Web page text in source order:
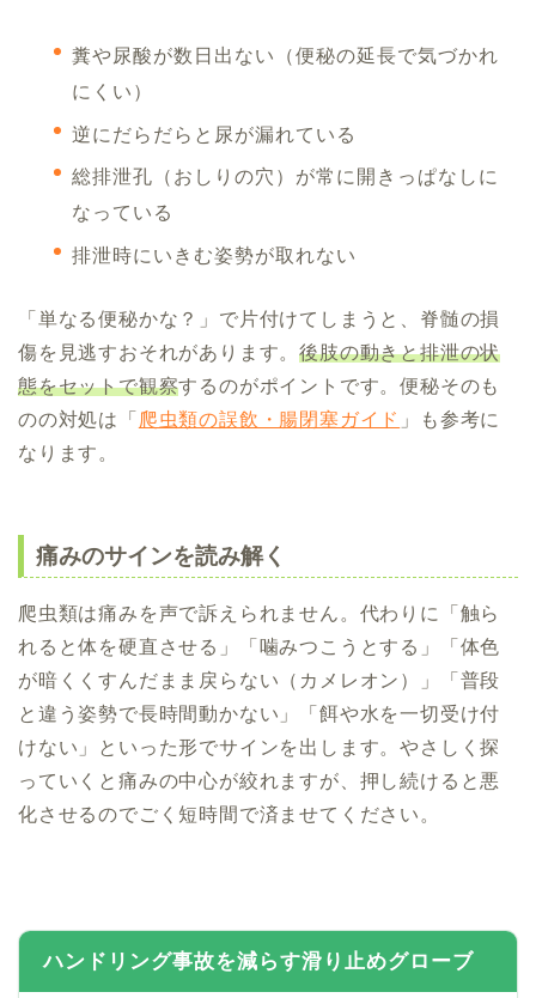
糞や尿酸が数日出ない（便秘の延長で気づかれ
にくい）
逆にだらだらと尿が漏れている
総排泄孔（おしりの穴）が常に開きっぱなしに
なっている
排泄時にいきむ姿勢が取れない
「単なる便秘かな？」で片付けてしまうと、脊髄の損
傷を見逃すおそれがあります。後肢の動きと排泄の状
態をセットで観察するのがポイントです。便秘そのも
のの対処は「 爬虫類の誤飲・腸閉塞ガイド 」も参考に
なります。
痛みのサインを読み解く
爬虫類は痛みを声で訴えられません。代わりに「触ら
れると体を硬直させる」「噛みつこうとする」「体色
が暗くくすんだまま戻らない（カメレオン）」「普段
と違う姿勢で長時間動かない」「餌や水を一切受け付
けない」といった形でサインを出します。やさしく探
っていくと痛みの中心が絞れますが、押し続けると悪
化させるのでごく短時間で済ませてください。
ハンドリング事故を減らす滑り止めグローブ